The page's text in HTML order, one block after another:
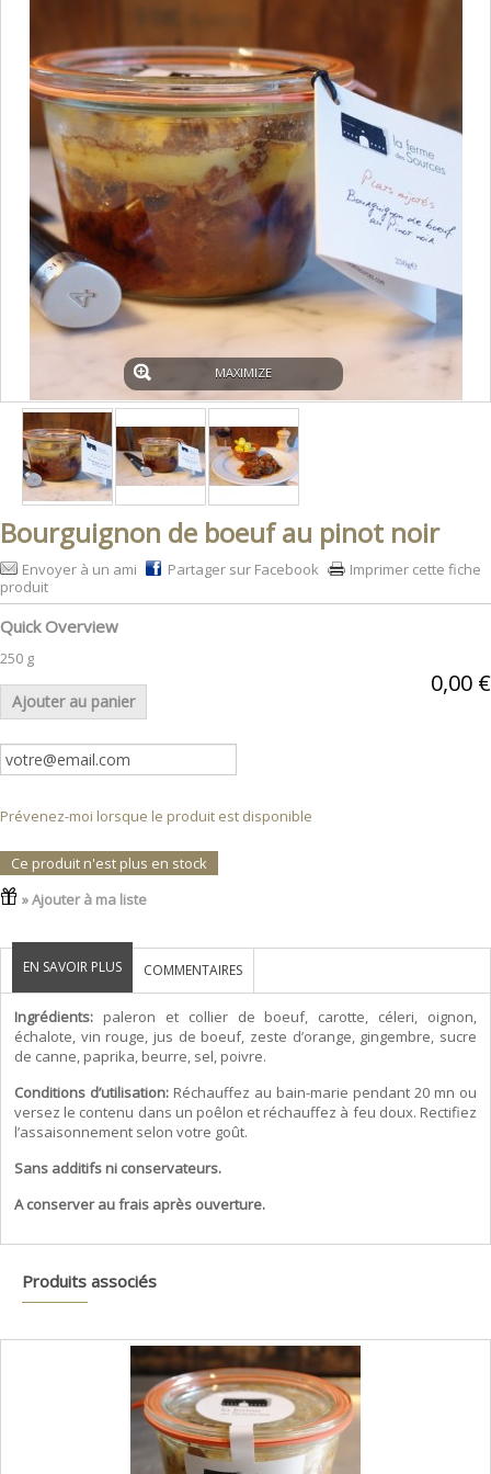
MAXIMIZE
Bourguignon de boeuf au pinot noir
Envoyer à un ami Partager sur Facebook
Imprimer cette fiche
produit
Quick Overview
250 g
0,00 €
Ajouter au panier
Prévenez-moi lorsque le produit est disponible
Ce produit n'est plus en stock
» Ajouter à ma liste
EN SAVOIR PLUS COMMENTAIRES
Ingrédients: paleron et collier de boeuf, carotte, céleri, oignon,
échalote, vin rouge, jus de boeuf, zeste d’orange, gingembre, sucre
de canne, paprika, beurre, sel, poivre.
Conditions d’utilisation: Réchauffez au bain-marie pendant 20 mn ou
versez le contenu dans un poêlon et réchauffez à feu doux. Rectifiez
l’assaisonnement selon votre goût.
Sans additifs ni conservateurs.
A conserver au frais après ouverture.
Produits associés